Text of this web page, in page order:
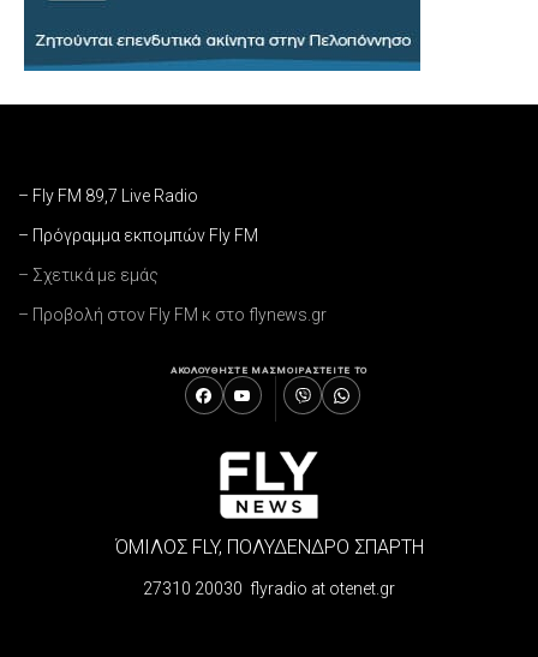
– Fly FM 89,7 Live Radio
– Πρόγραμμα εκπομπών Fly FM
– Σχετικά με εμάς
– Προβολή στον Fly FM κ στο flynews.gr
ΑΚΟΛΟΥΘΗΣΤΕ ΜΑΣΜΟΙΡΑΣΤΕΙΤΕ ΤΟ
ΌΜΙΛΟΣ FLY, ΠΟΛΥΔΕΝΔΡΟ ΣΠΑΡΤΗ
27310 20030 flyradio at otenet.gr